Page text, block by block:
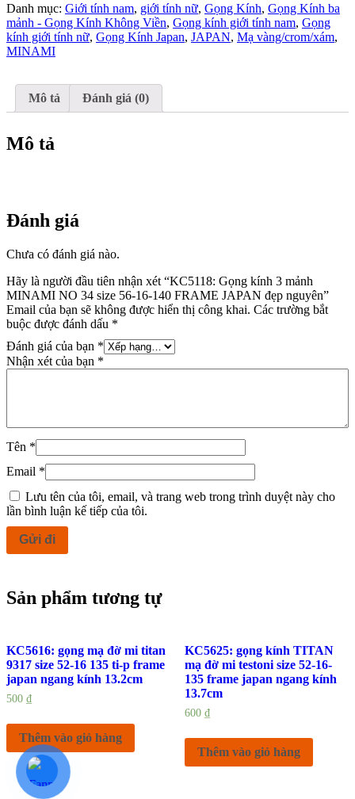
mảnh
MINAMI
NO
34
56-
140
JAPAN
đẹp
Danh mục: Giới tính nam, giới tính nữ, Gọng Kính, Gọng Kính ba
mảnh - Gọng Kính Không Viền, Gọng kính giới tính nam, Gọng
kính giới tính nữ, Gọng Kính Japan, JAPAN, Mạ vàng/crom/xám,
MINAMI
Mô tả Đánh giá (0)
Mô tả
Đánh giá
Chưa có đánh giá nào.
Hãy là người đầu tiên nhận xét “KC5118: Gọng kính 3 mảnh
MINAMI NO 34 size 56-16-140 FRAME JAPAN đẹp nguyên”
Email của bạn sẽ không được hiển thị công khai. Các trường bắt
buộc được đánh dấu *
Đánh giá của bạn *
Nhận xét của bạn *
Tên *
Email *
Lưu tên của tôi, email, và trang web trong trình duyệt này cho
lần bình luận kế tiếp của tôi.
Sản phẩm tương tự
KC5616: gọng mạ đờ mi titan
9317 size 52-16 135 ti-p frame
japan ngang kính 13.2cm
500 ₫
Thêm vào giỏ hàng
KC5625: gọng kính TITAN
mạ đờ mi testoni size 52-16-
135 frame japan ngang kính
13.7cm
600 ₫
Thêm vào giỏ hàng